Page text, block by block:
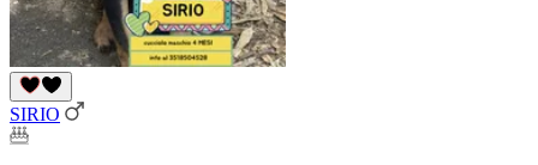
SIRIO